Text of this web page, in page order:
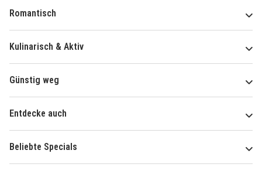
Romantisch
Kulinarisch & Aktiv
Günstig weg
Entdecke auch
Beliebte Specials